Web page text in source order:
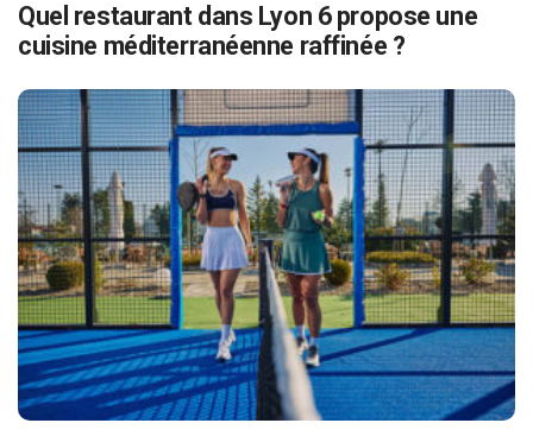
Quel restaurant dans Lyon 6 propose une
cuisine méditerranéenne raffinée ?